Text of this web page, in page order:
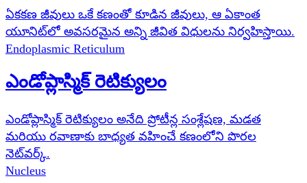
ఏకకణ జీవులు ఒకే కణంతో కూడిన జీవులు, ఆ ఏకాంత
యూనిట్‌లో అవసరమైన అన్ని జీవిత విధులను నిర్వహిస్తాయి.
Endoplasmic Reticulum
ఎండోప్లాస్మిక్ రెటిక్యులం
ఎండోప్లాస్మిక్ రెటిక్యులం అనేది ప్రోటీన్ల సంశ్లేషణ, మడత
మరియు రవాణాకు బాధ్యత వహించే కణంలోని పొరల
నెట్‌వర్క్.
Nucleus